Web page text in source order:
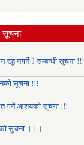
सूचना
रद्ध नगर्ने ? सम्बन्धी सूचना !!!
सूचना !!!
गर्ने आशयकाे सूचना !!!
सुचना ।।।